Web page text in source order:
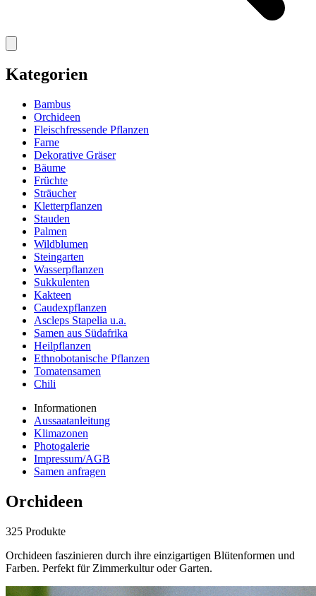
Kategorien
Bambus
Orchideen
Fleischfressende Pflanzen
Farne
Dekorative Gräser
Bäume
Früchte
Sträucher
Kletterpflanzen
Stauden
Palmen
Wildblumen
Steingarten
Wasserpflanzen
Sukkulenten
Kakteen
Caudexpflanzen
Ascleps Stapelia u.a.
Samen aus Südafrika
Heilpflanzen
Ethnobotanische Pflanzen
Tomatensamen
Chili
Informationen
Aussaatanleitung
Klimazonen
Photogalerie
Impressum/AGB
Samen anfragen
Orchideen
325 Produkte
Orchideen faszinieren durch ihre einzigartigen Blütenformen und
Farben. Perfekt für Zimmerkultur oder Garten.